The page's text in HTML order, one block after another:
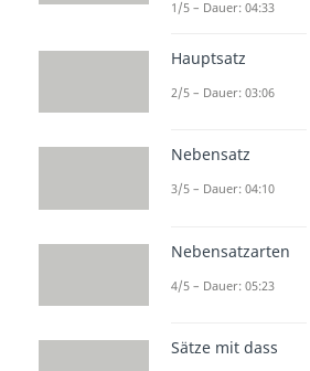
1/5 – Dauer: 04:33
Hauptsatz
2/5 – Dauer: 03:06
Nebensatz
3/5 – Dauer: 04:10
Nebensatzarten
4/5 – Dauer: 05:23
Sätze mit dass